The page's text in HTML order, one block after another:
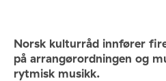
Norsk kulturråd innfører
på arrangørordningen og
rytmisk musikk.